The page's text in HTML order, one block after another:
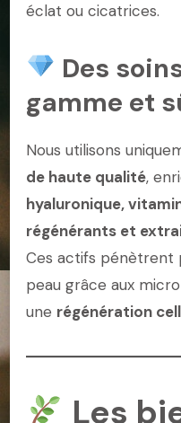
éclat ou cicatrices.
Des
gamme et
Nous utilisons
de haute qualité,
hyaluronique,
régénérants et
Ces actifs pénètrent
peau grâce aux
une régénération
Les